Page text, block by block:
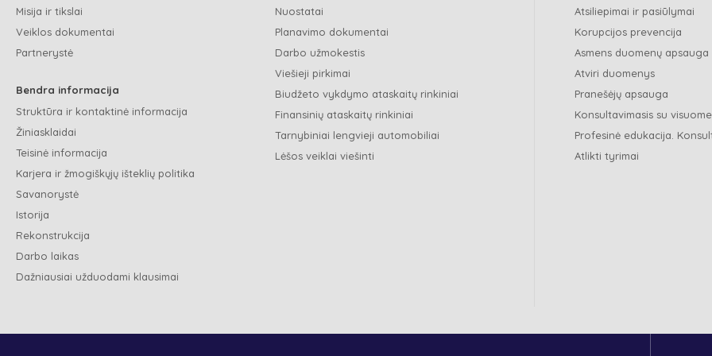
Misija ir tikslai
Veiklos dokumentai
Partnerystė
Bendra informacija
Struktūra ir kontaktinė informacija
Žiniasklaidai
Teisinė informacija
Karjera ir žmogiškųjų išteklių politika
Savanorystė
Istorija
Rekonstrukcija
Darbo laikas
Dažniausiai užduodami klausimai
Nuostatai
Planavimo dokumentai
Darbo užmokestis
Viešieji pirkimai
Biudžeto vykdymo ataskaitų rinkiniai
Finansinių ataskaitų rinkiniai
Tarnybiniai lengvieji automobiliai
Lėšos veiklai viešinti
Atsiliepimai ir pasiūlymai
Korupcijos prevencija
Asmens duomenų apsauga
Atviri duomenys
Pranešėjų apsauga
Konsultavimasis su
Profesinė edukacija.
Atlikti tyrimai